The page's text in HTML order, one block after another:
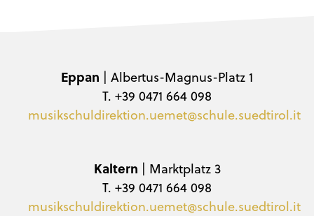
Eppan | Albertus-Magnus-Platz 1
T. +39 0471 664 098
musikschuldirektion.uemet@schule.suedtirol.it
Kaltern | Marktplatz 3
T. +39 0471 664 098
musikschuldirektion.uemet@schule.suedtirol.it